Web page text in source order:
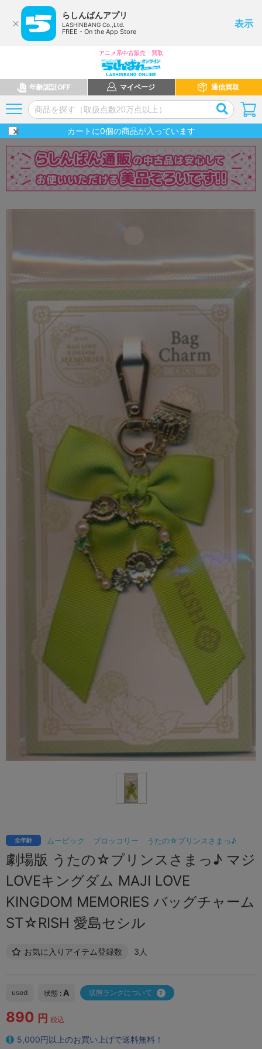
らしんばんアプリ
LASHINBANG Co.,Ltd.
FREE - On the App Store
表示
アニメ系中古販売・買取
年齢認証OFF マイページ 通信買取
カートに0個の商品が入っています
ムービック ブロッコリー うたの☆プリンスさまっ♪
全年齢
劇場版 うたの☆プリンスさまっ♪ マジ
LOVEキングダム MAJI LOVE
KINGDOM MEMORIES バッグチャーム
ST☆RISH 愛島セシル
お気に入りアイテム登録数 3人
used 状態 : A 状態ランクについて
890 円 税込
5,000円以上のお買い上げで送料無料！